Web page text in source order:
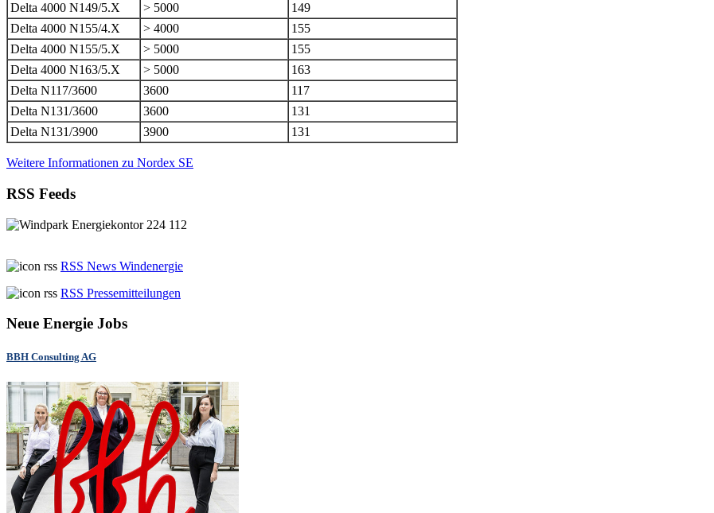
Delta 4000 N149/5.X
> 5000
149
Delta 4000 N155/4.X
> 4000
155
Delta 4000 N155/5.X
> 5000
155
Delta 4000 N163/5.X
> 5000
163
Delta N117/3600
3600
117
Delta N131/3600
3600
131
Delta N131/3900
3900 131
Weitere Informationen zu Nordex SE
RSS Feeds
RSS News Windenergie
RSS Pressemitteilungen
Neue Energie Jobs
BBH Consulting AG